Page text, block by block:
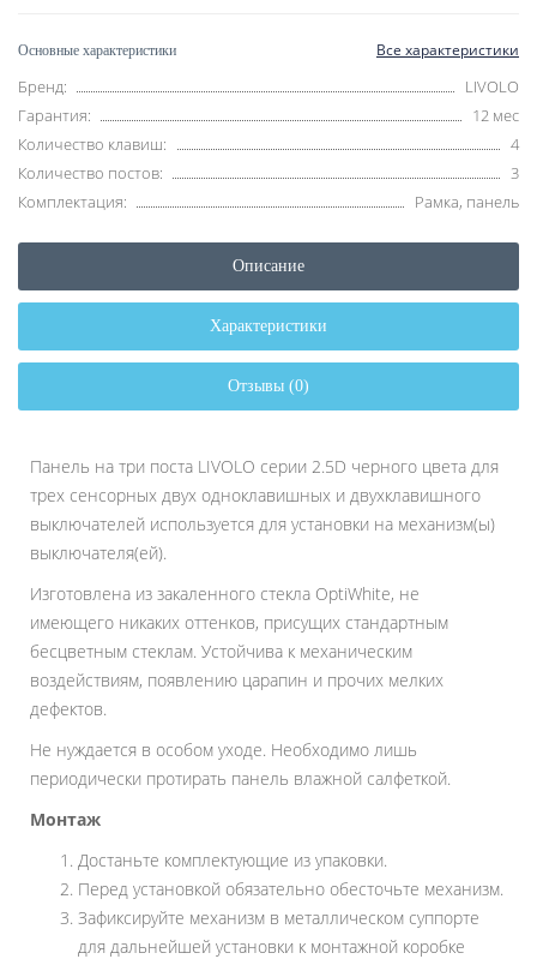
Основные характеристики Все характеристики
Бренд:
LIVOLO
Гарантия:
12 мес
Количество клавиш:
4
Количество постов:
3
Комплектация:
Рамка, панель
Описание
Характеристики
Отзывы (0)
Панель на три поста LIVOLO серии 2.5D черного цвета для
трех сенсорных двух одноклавишных и двухклавишного
выключателей используется для установки на механизм(ы)
выключателя(ей).
Изготовлена из закаленного стекла OptiWhite, не
имеющего никаких оттенков, присущих стандартным
бесцветным стеклам. Устойчива к механическим
воздействиям, появлению царапин и прочих мелких
дефектов.
Не нуждается в особом уходе. Необходимо лишь
периодически протирать панель влажной салфеткой.
Монтаж
Достаньте комплектующие из упаковки.
Перед установкой обязательно обесточьте механизм.
Зафиксируйте механизм в металлическом суппорте
для дальнейшей установки к монтажной коробке